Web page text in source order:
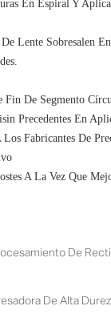
En Espiral Y
Lente Sobresalen
Fin De Segmento
Precedentes En
Fabricantes De
A La Vez Que
De
De Alta